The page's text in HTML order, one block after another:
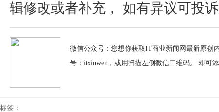
辑修改或者补充， 如有异议可投
微信公众号：您想你获取IT商业新闻网最新原创
号：itxinwen，或用扫描左侧微信二维码。 即可
标签：